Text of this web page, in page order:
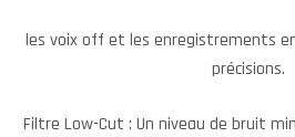
les voix off et les enregistrements
précisions.
Filtre Low-Cut : Un niveau de bruit